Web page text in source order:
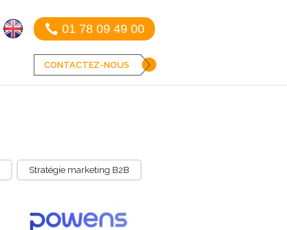
01 78 09 49 00
CONTACTEZ-NOUS
Stratégie marketing B2B